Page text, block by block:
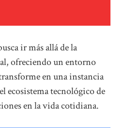
ir más allá de la
ofreciendo un entorno
en una instancia
ecosistema tecnológico de
en la vida cotidiana.